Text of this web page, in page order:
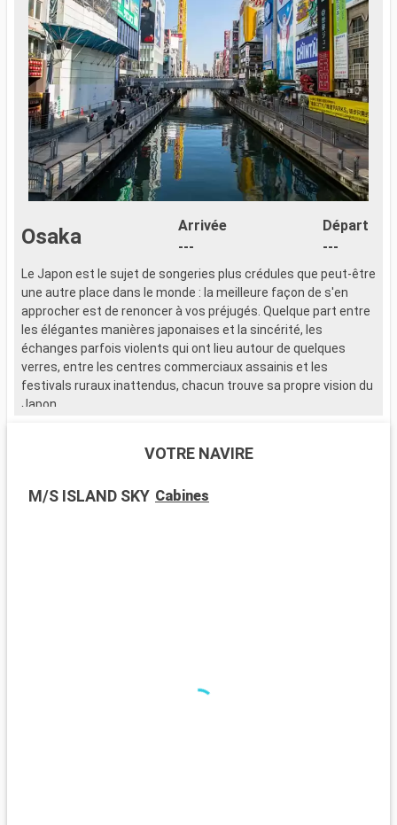
Osaka
Arrivée
---
Départ
---
Le Japon est le sujet de songeries plus crédules que peut-être
une autre place dans le monde : la meilleure façon de s'en
approcher est de renoncer à vos préjugés. Quelque part entre
les élégantes manières japonaises et la sincérité, les
échanges parfois violents qui ont lieu autour de quelques
verres, entre les centres commerciaux assainis et les
festivals ruraux inattendus, chacun trouve sa propre vision du
Japon.
VOTRE NAVIRE
M/S ISLAND SKY Cabines